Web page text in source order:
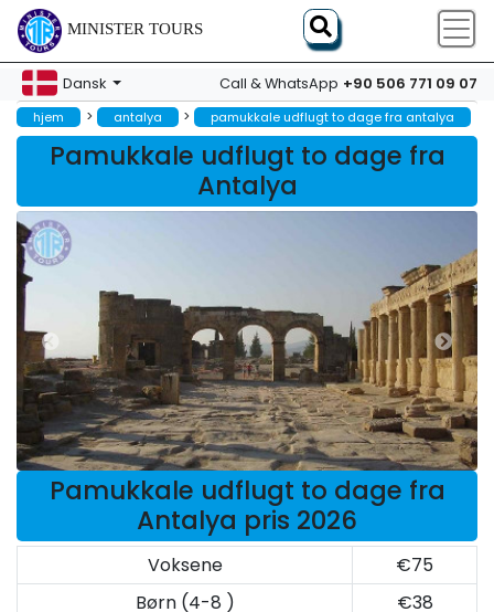
MINISTER TOURS
Dansk Call & WhatsApp +90 506 771 09 07
hjem > antalya > pamukkale udflugt to dage fra antalya
Pamukkale udflugt to dage fra
Antalya
Pamukkale udflugt to dage fra
Antalya pris 2026
Voksene
€75
Børn (4-8 )
€38